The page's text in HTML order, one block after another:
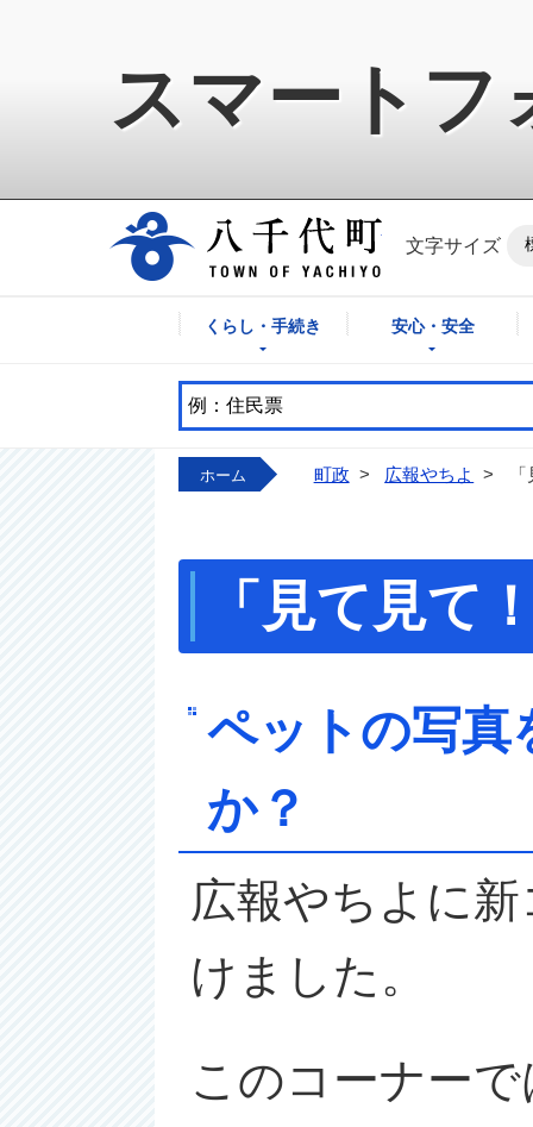
スマートフ
八千代町公式ホ
文字サイズ
くらし・手続き 安心・安全
ホーム 町政 > 広報やちよ >
「見て見て
ペットの写真
か？
広報やちよに
けました。
このコーナー